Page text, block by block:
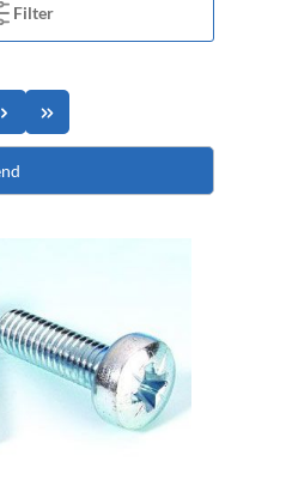
Filter